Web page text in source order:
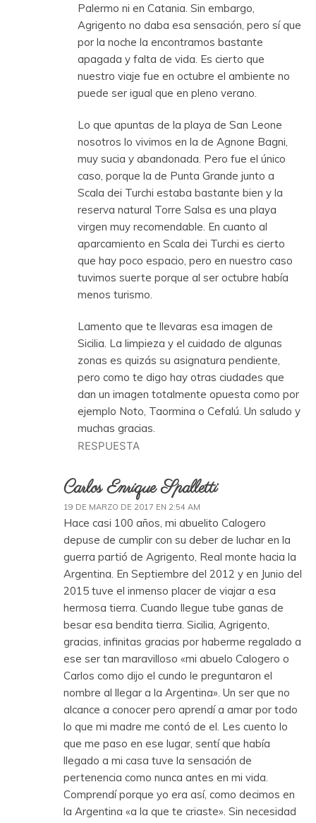
Palermo ni en Catania. Sin embargo,
Agrigento no daba esa sensación, pero sí que
por la noche la encontramos bastante
apagada y falta de vida. Es cierto que
nuestro viaje fue en octubre el ambiente no
puede ser igual que en pleno verano.
Lo que apuntas de la playa de San Leone
nosotros lo vivimos en la de Agnone Bagni,
muy sucia y abandonada. Pero fue el único
caso, porque la de Punta Grande junto a
Scala dei Turchi estaba bastante bien y la
reserva natural Torre Salsa es una playa
virgen muy recomendable. En cuanto al
aparcamiento en Scala dei Turchi es cierto
que hay poco espacio, pero en nuestro caso
tuvimos suerte porque al ser octubre había
menos turismo.
Lamento que te llevaras esa imagen de
Sicilia. La limpieza y el cuidado de algunas
zonas es quizás su asignatura pendiente,
pero como te digo hay otras ciudades que
dan un imagen totalmente opuesta como por
ejemplo Noto, Taormina o Cefalú. Un saludo y
muchas gracias.
RESPUESTA
Carlos Enrique Spalletti
19 DE MARZO DE 2017 EN 2:54 AM
Hace casi 100 años, mi abuelito Calogero
depuse de cumplir con su deber de luchar en la
guerra partió de Agrigento, Real monte hacia la
Argentina. En Septiembre del 2012 y en Junio del
2015 tuve el inmenso placer de viajar a esa
hermosa tierra. Cuando llegue tube ganas de
besar esa bendita tierra. Sicilia, Agrigento,
gracias, infinitas gracias por haberme regalado a
ese ser tan maravilloso «mi abuelo Calogero o
Carlos como dijo el cundo le preguntaron el
nombre al llegar a la Argentina». Un ser que no
alcance a conocer pero aprendí a amar por todo
lo que mi madre me contó de el. Les cuento lo
que me paso en ese lugar, sentí que había
llegado a mi casa tuve la sensación de
pertenencia como nunca antes en mi vida.
Comprendí porque yo era así, como decimos en
la Argentina «a la que te criaste». Sin necesidad